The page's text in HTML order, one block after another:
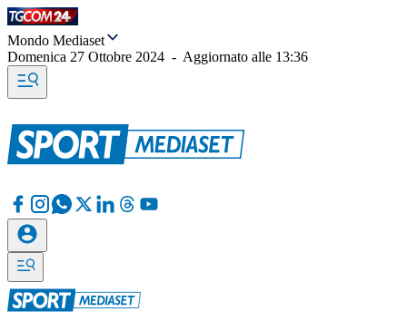
Mondo Mediaset
Domenica 27 Ottobre 2024 - Aggiornato alle 13:36